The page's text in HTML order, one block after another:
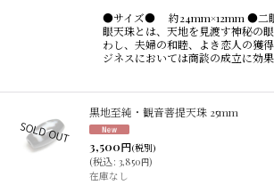
●サイズ● 約24mm×12mm ●二
眼天珠とは、天地を見渡す神秘の
わし、夫婦の和睦、よき恋人の獲
ジネスにおいては商談の成立に効
黒地至純・観音菩提天珠 25mm
3,500円(税別)
(税込: 3,850円)
在庫なし